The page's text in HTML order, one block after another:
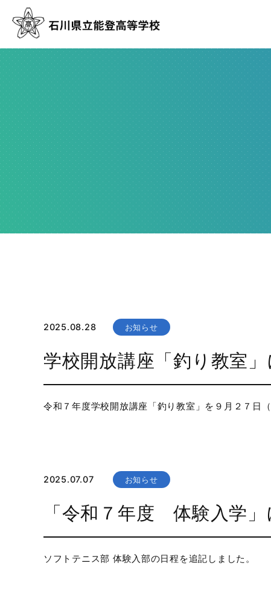
2025.08.28 お知らせ
学校開放講座「釣り教室
令和７年度学校開放講座「釣り教室」を９月２７日（
2025.07.07 お知らせ
「令和７年度 体験入学
ソフトテニス部 体験入部の日程を追記しました。